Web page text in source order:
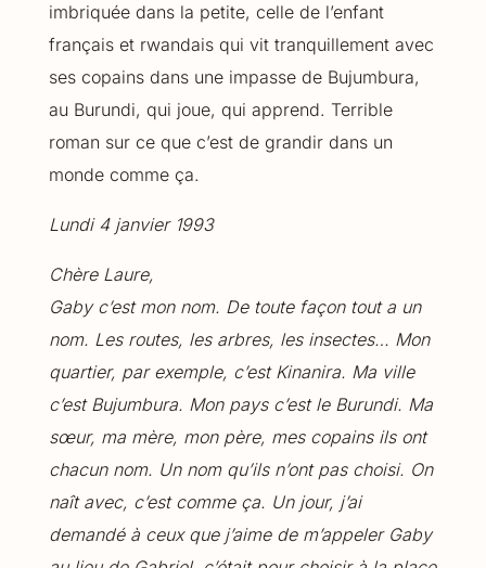
imbriquée dans la petite, celle de l’enfant
français et rwandais qui vit tranquillement avec
ses copains dans une impasse de Bujumbura,
au Burundi, qui joue, qui apprend. Terrible
roman sur ce que c’est de grandir dans un
monde comme ça.
Lundi 4 janvier 1993
Chère Laure,
Gaby c’est mon nom. De toute façon tout a un
nom. Les routes, les arbres, les insectes… Mon
quartier, par exemple, c’est Kinanira. Ma ville
c’est Bujumbura. Mon pays c’est le Burundi. Ma
sœur, ma mère, mon père, mes copains ils ont
chacun nom. Un nom qu’ils n’ont pas choisi. On
naît avec, c’est comme ça. Un jour, j’ai
demandé à ceux que j’aime de m’appeler Gaby